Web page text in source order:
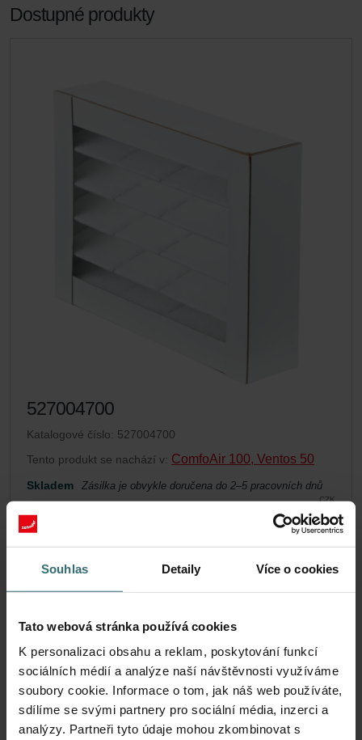
Souhlas Detaily Více o cookies
Tato webová stránka používá cookies
K personalizaci obsahu a reklam, poskytování funkcí
sociálních médií a analýze naší návštěvnosti využíváme
soubory cookie. Informace o tom, jak náš web používáte,
sdílíme se svými partnery pro sociální média, inzerci a
analýzy. Partneři tyto údaje mohou zkombinovat s
Dostupné produkty
527004700
Katalogové číslo: 527004700
Tento produkt se nachází v: ComfoAir 100, Ventos 50
Skladem Zásilka je obvykle doručena do 2–5 pracovních dnů
CZK
1,032.13
včetně DPH
Přidat do košíku
Získejte svůj produkt se slevou 15%
Automatické zasílání filtrů dle nastavené frekvence za
zvýhodněnou cenu (platí pouze pro koncové zákazníky)
CZK
877.31
včetně DPH
bez přepravních poplatků